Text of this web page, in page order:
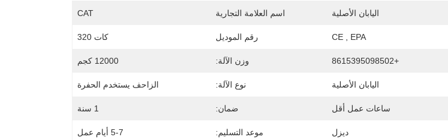
اليابان الأصلية اسم العلامة التجارية CAT
CE , EPA رقم الموديل كات 320
+8615395098502 وزن الآلة: 12000 كجم
اليابان الأصلية نوع الآلة: الزاحف يستخدم الحفرة
ساعات عمل أقل ضمان: 1 سنة
ديزل موعد التسليم: 5-7 أيام عمل